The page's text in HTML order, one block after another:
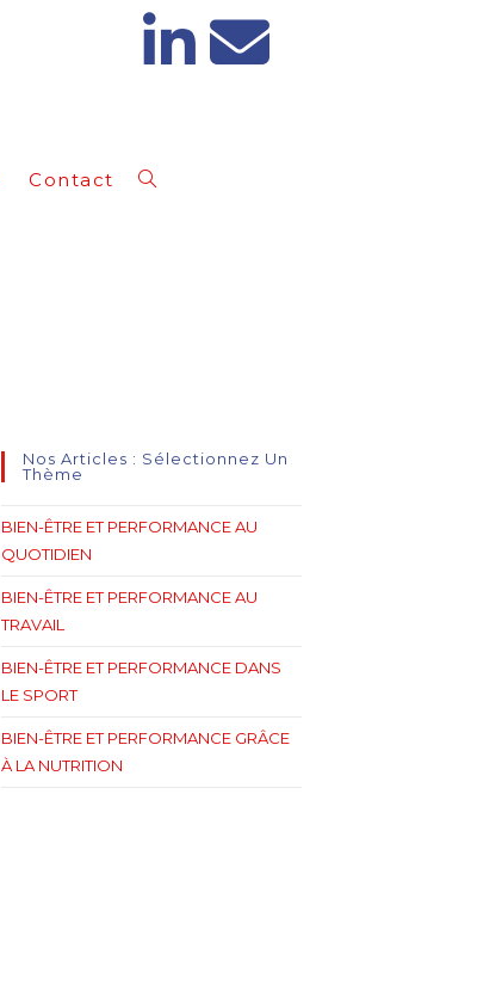
Contact
Nos Articles : Sélectionnez Un
Thème
BIEN-ÊTRE ET PERFORMANCE AU
QUOTIDIEN
BIEN-ÊTRE ET PERFORMANCE AU
TRAVAIL
BIEN-ÊTRE ET PERFORMANCE DANS
LE SPORT
BIEN-ÊTRE ET PERFORMANCE GRÂCE
À LA NUTRITION